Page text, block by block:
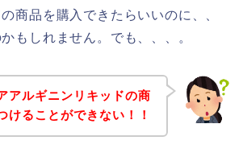
商品を購入できたらいいのに、、
もしれません。でも、、、。
アルギニンリキッドの商
けることができない！！